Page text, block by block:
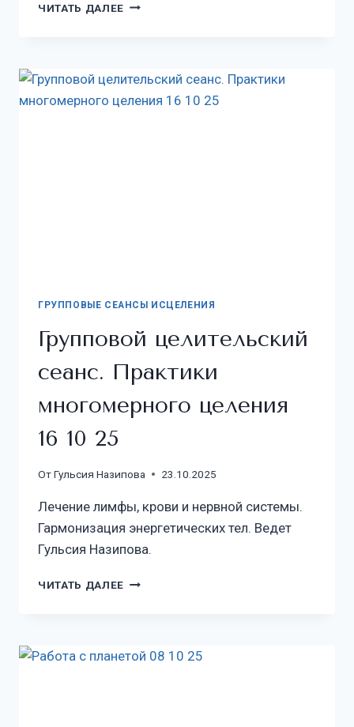
ЧИТАТЬ ДАЛЕЕ
ГРУППОВЫЕ СЕАНСЫ ИСЦЕЛЕНИЯ
Групповой целительский
сеанс. Практики
многомерного целения
16 10 25
ОтГульсия Назипова 23.10.2025
Лечение лимфы, крови и нервной системы.
Гармонизация энергетических тел. Ведет
Гульсия Назипова.
ЧИТАТЬ ДАЛЕЕ